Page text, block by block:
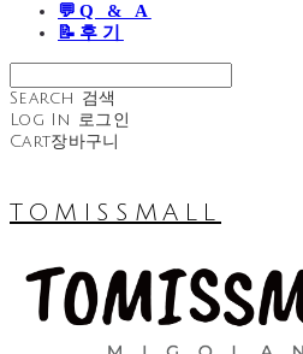
💬Q & A
📝후기
Search 검색
Log In 로그인
Cart장바구니
TOMISSMALL